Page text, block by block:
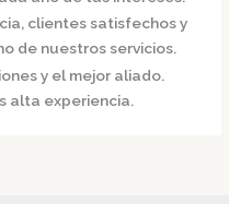
clientes satisfechos y
de nuestros servicios.
y el mejor aliado.
alta experiencia.